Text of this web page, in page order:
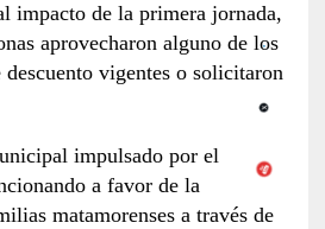
impacto de la primera jornada,
aprovecharon alguno de los
vigentes o solicitaron
impulsado por el
a favor de la
matamorenses a través de